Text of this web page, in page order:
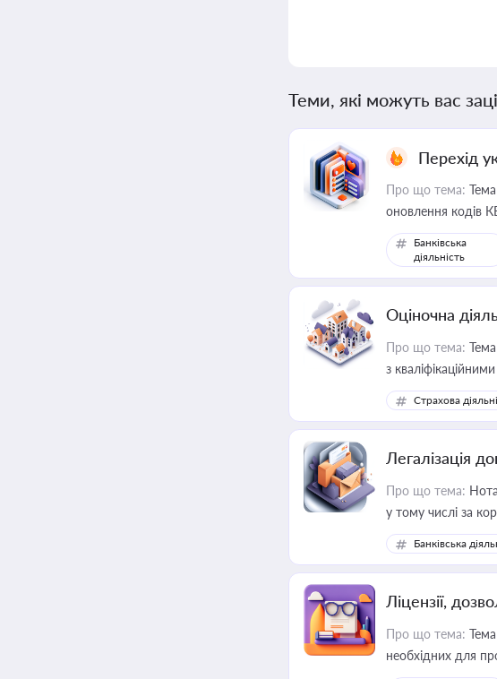
Теми, які можуть вас
Перехід
Про що тема:
оновлення кодів
Банківська
діяльність
Оціночна
Про що тема:
з
медійних змін у
приватизації,
Страхова
Легалізація
Про що тема:
у тому числі за
ризиків
Банківська
Ліцензії,
Про що тема:
необхідних для